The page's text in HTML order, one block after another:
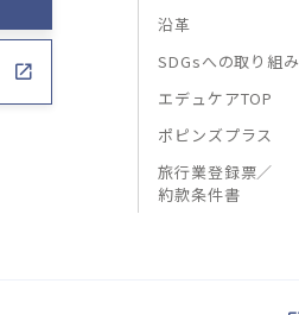
沿革
SDGsへの取り組み
エデュケアTOP
ポピンズプラス
旅行業登録票／
約款条件書